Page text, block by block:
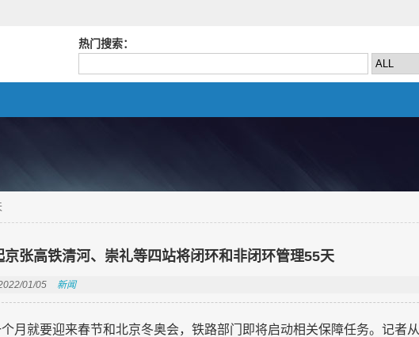
热门搜索：
京张高铁清河、崇礼等四站将闭环和非闭环管理55天
01/05 新闻
月就要迎来春节和北京冬奥会，铁路部门即将启动相关保障任务。记者